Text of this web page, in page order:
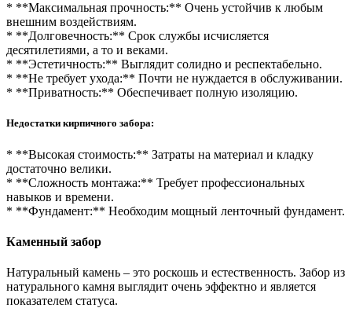
* **Максимальная прочность:** Очень устойчив к любым
внешним воздействиям.
* **Долговечность:** Срок службы исчисляется
десятилетиями, а то и веками.
* **Эстетичность:** Выглядит солидно и респектабельно.
* **Не требует ухода:** Почти не нуждается в обслуживании.
* **Приватность:** Обеспечивает полную изоляцию.
Недостатки кирпичного забора:
* **Высокая стоимость:** Затраты на материал и кладку
достаточно велики.
* **Сложность монтажа:** Требует профессиональных
навыков и времени.
* **Фундамент:** Необходим мощный ленточный фундамент.
Каменный забор
Натуральный камень – это роскошь и естественность. Забор из
натурального камня выглядит очень эффектно и является
показателем статуса.